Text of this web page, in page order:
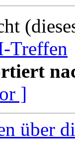
Treffen
]
über